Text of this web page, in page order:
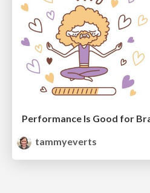
tammyeverts